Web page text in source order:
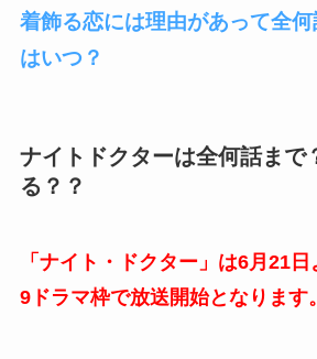
着飾る恋には理由があって全
はいつ？
ナイトドクターは全何話まで
る？？
「ナイト・ドクター」は6月21
9ドラマ枠で放送開始となります。